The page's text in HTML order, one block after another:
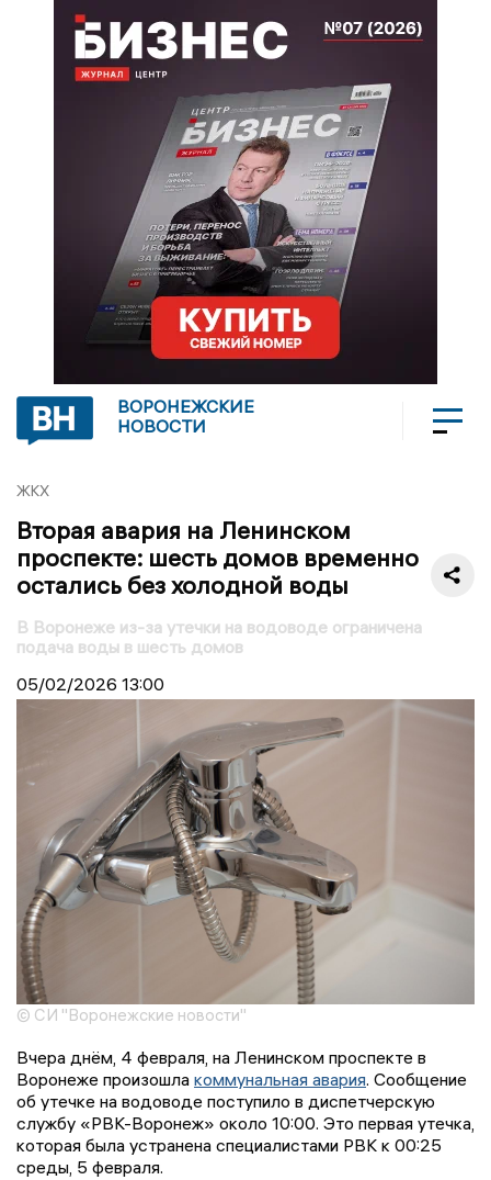
ВОРОНЕЖСКИЕ
НОВОСТИ
ЖКХ
Вторая авария на Ленинском
проспекте: шесть домов временно
остались без холодной воды
В Воронеже из-за утечки на водоводе ограничена
подача воды в шесть домов
05/02/2026 13:00
© СИ "Воронежские новости"
Вчера днём, 4 февраля, на Ленинском проспекте в
Воронеже произошла коммунальная авария. Сообщение
об утечке на водоводе поступило в диспетчерскую
службу «РВК-Воронеж» около 10:00. Это первая утечка,
которая была устранена специалистами РВК к 00:25
среды, 5 февраля.